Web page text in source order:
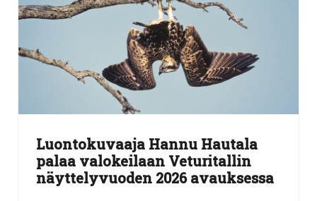
Luontokuvaaja Hannu Hautala
palaa valokeilaan Veturitallin
näyttelyvuoden 2026 avauksessa